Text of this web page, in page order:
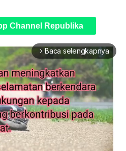
Channel Republika
arrow_forward_ios Baca selengkapnya